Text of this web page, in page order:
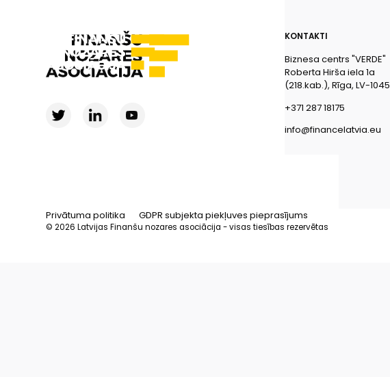
KONTAKTI
Biznesa centrs "VERDE"
Roberta Hirša iela 1a
(218.kab.), Rīga, LV-1045
+371 287 18175
info@financelatvia.eu
Privātuma politika GDPR subjekta piekļuves pieprasījums
© 2026 Latvijas Finanšu nozares asociācija - visas tiesības rezervētas